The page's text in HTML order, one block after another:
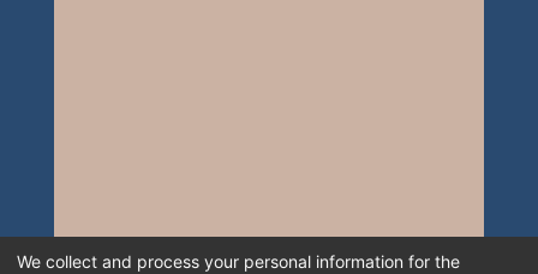
We collect and process your personal information for the